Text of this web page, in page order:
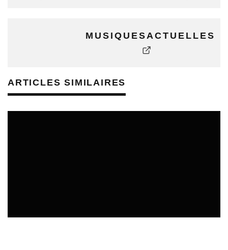
MUSIQUESACTUELLES
ARTICLES SIMILAIRES